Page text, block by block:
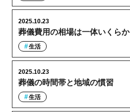
葬儀費用の相場は一体いくらか
2025.10.23
生活
葬儀の時間帯と地域の慣習
2025.10.23
生活